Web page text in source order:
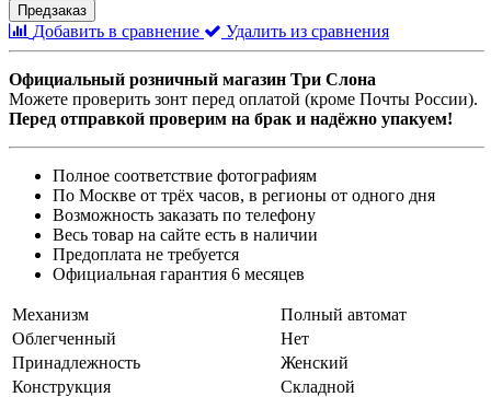
Предзаказ
Добавить в сравнение Удалить из сравнения
Официальный розничный магазин Три Слона
Можете проверить зонт перед оплатой (кроме Почты России).
Перед отправкой проверим на брак и надёжно упакуем!
Полное соответствие фотографиям
По Москве от трёх часов, в регионы от одного дня
Возможность заказать по телефону
Весь товар на сайте есть в наличии
Предоплата не требуется
Официальная гарантия 6 месяцев
Механизм
Полный автомат
Облегченный
Нет
Принадлежность
Женский
Конструкция
Складной